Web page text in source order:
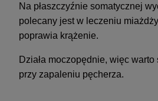
Na płaszczyźnie somatycznej
polecany jest w leczeniu
poprawia krążenie.
Działa moczopędnie, więc
przy zapaleniu pęcherza.